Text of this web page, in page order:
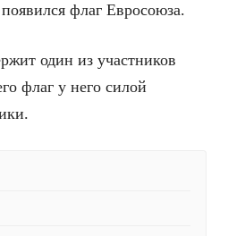
флаг Евросоюза.
один из участников
флаг у него силой